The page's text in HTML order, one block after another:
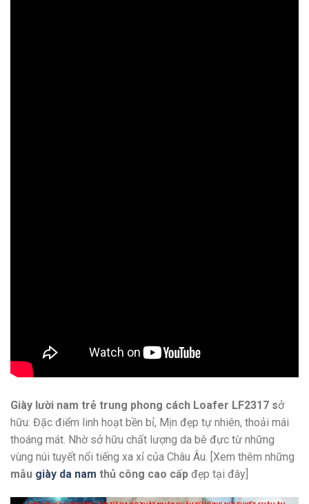
Giày lười nam trẻ trung phong cách Loafer LF2317 sở
hữu: Đặc điểm linh hoạt bền bỉ, Mịn đẹp tự nhiên, thoải mái
thoáng mát. Nhờ sở hữu chất lượng da bê đực từ những
vùng núi tuyết nổi tiếng xa xỉ của Châu Âu. [Xem thêm những
mẫu giày da nam thủ công cao cấp đẹp tại đây]